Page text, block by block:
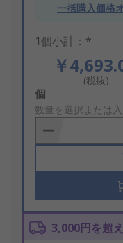
一括購入価格
1個小計：*
￥
(税抜)
Add
to
Basket
個
数量を選択または
3,000円を超